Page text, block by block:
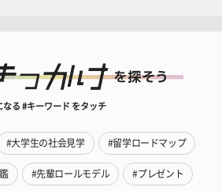
なる #キーワード をタッチ
#大学生の社会見学 #留学ロードマップ
#先輩ロールモデル #プレゼント